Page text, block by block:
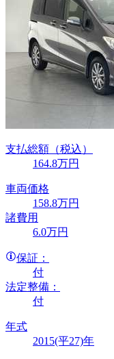
支払総額 （税込）
164.8万円
車両価格
158.8万円
諸費用
6.0万円
保証：
付
法定整備：
付
年式
2015(平27)年